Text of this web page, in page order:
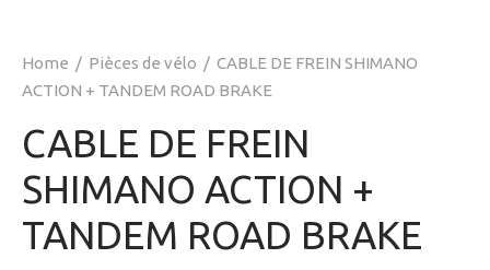
Home / Pièces de vélo / CABLE DE FREIN SHIMANO
ACTION + TANDEM ROAD BRAKE
CABLE DE FREIN
SHIMANO ACTION +
TANDEM ROAD BRAKE